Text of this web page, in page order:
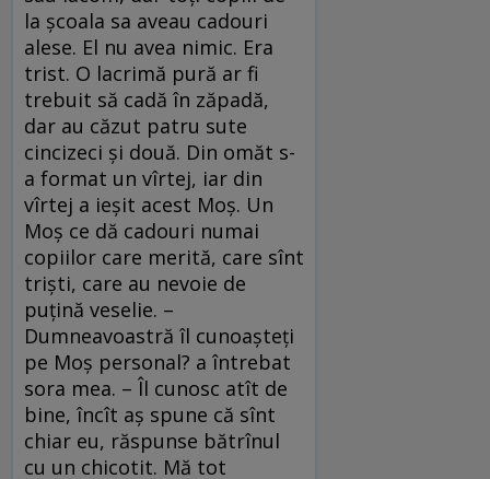
la şcoala sa aveau cadouri
alese. El nu avea nimic. Era
trist. O lacrimă pură ar fi
trebuit să cadă în zăpadă,
dar au căzut patru sute
cincizeci şi două. Din omăt s-
a format un vîrtej, iar din
vîrtej a ieşit acest Moş. Un
Moş ce dă cadouri numai
copiilor care merită, care sînt
trişti, care au nevoie de
puţină veselie. –
Dumneavoastră îl cunoaşteţi
pe Moş personal? a întrebat
sora mea. – Îl cunosc atît de
bine, încît aş spune că sînt
chiar eu, răspunse bătrînul
cu un chicotit. Mă tot